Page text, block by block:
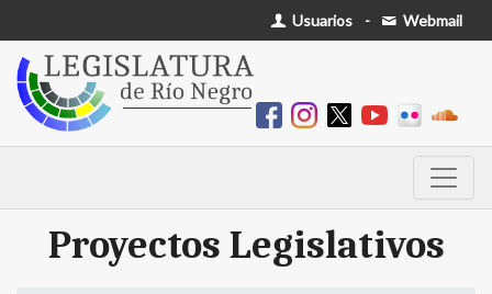
Usuarios - Webmail
Proyectos Legislativos